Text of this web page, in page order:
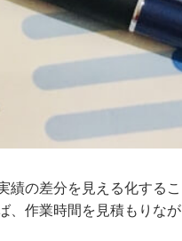
績の差分を見える化するこ
、作業時間を見積もりなが